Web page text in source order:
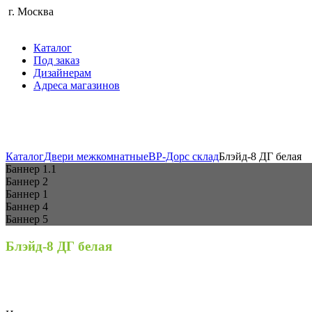
г. Москва
Каталог
Под заказ
Дизайнерам
Адреса магазинов
КаталогДвери межкомнатныеBP-Дорс складБлэйд-8 ДГ белая
Баннер 1.1
Баннер 2
Баннер 1
Баннер 4
Баннер 5
Блэйд-8 ДГ белая